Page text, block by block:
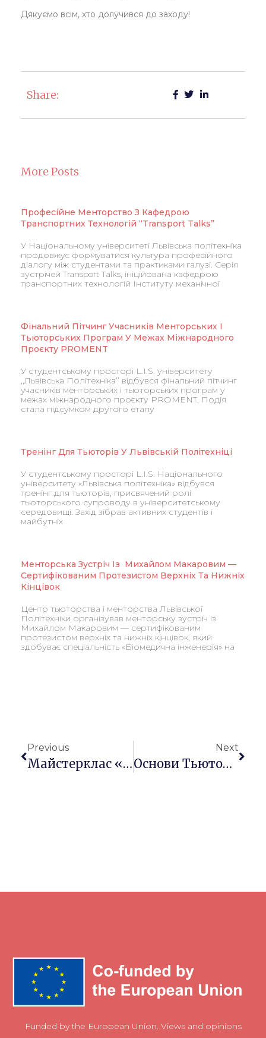
Дякуємо всім, хто долучився до заходу!
Share:
More Posts
Професійне Менторство З Кафедрою
Транспортних Технологій “Transport Talks”
У Національному університеті Львівська політехніка
продовжує формуватися культура професійного
діалогу між студентами та практиками галузі. Серія
зустрічей Transport Talks, ініційована кафедрою
транспортних технологій Інституту механічної
Фінальний Пітчинг Учасників Менторських І
Тьюторських Програм У Межах Міжнародного
Проєкту PROMENT
У студентському просторі L.I.S. університету
,,Львівська Політехніка’’ відбувся фінальний пітчинг
учасників менторських і тьюторських програм у
межах міжнародного проєкту PROMENT. Подія
стала підсумком другого етапу
Тренінг Для Тьюторів У Львівській Політехніці
У студентському просторі L.I.S. Національного
університету «Львівська політехніка» відбувся
тренінг для тьюторів, присвячений ролі
тьюторського супроводу в університетському
середовищі. Захід зібрав активних студентів і
майбутніх
Менторська Зустріч Із Михайлом Макаровим —
Сертифікованим Протезистом Верхніх Та Нижніх
Кінцівок
Центр тьюторства і менторства Львівської
Політехніки організував менторську зустріч із
Михайлом Макаровим — сертифікованим
протезистом верхніх та нижніх кінцівок, який
здобуває спеціальність «Біомедична інженерія» на
Previous
Майстерклас «Кольоротерапія Як Засіб Створення Психоемоційного Комфорту На Уроках Української Та Зарубіжної Літератури»
Next
Основи Тьюторингу У Закладах Вищої Освіти І Центрі Тьюторства Та Менторства: У ЧНУ Імені Петра Могили
Funded by the European Union. Views and opinions